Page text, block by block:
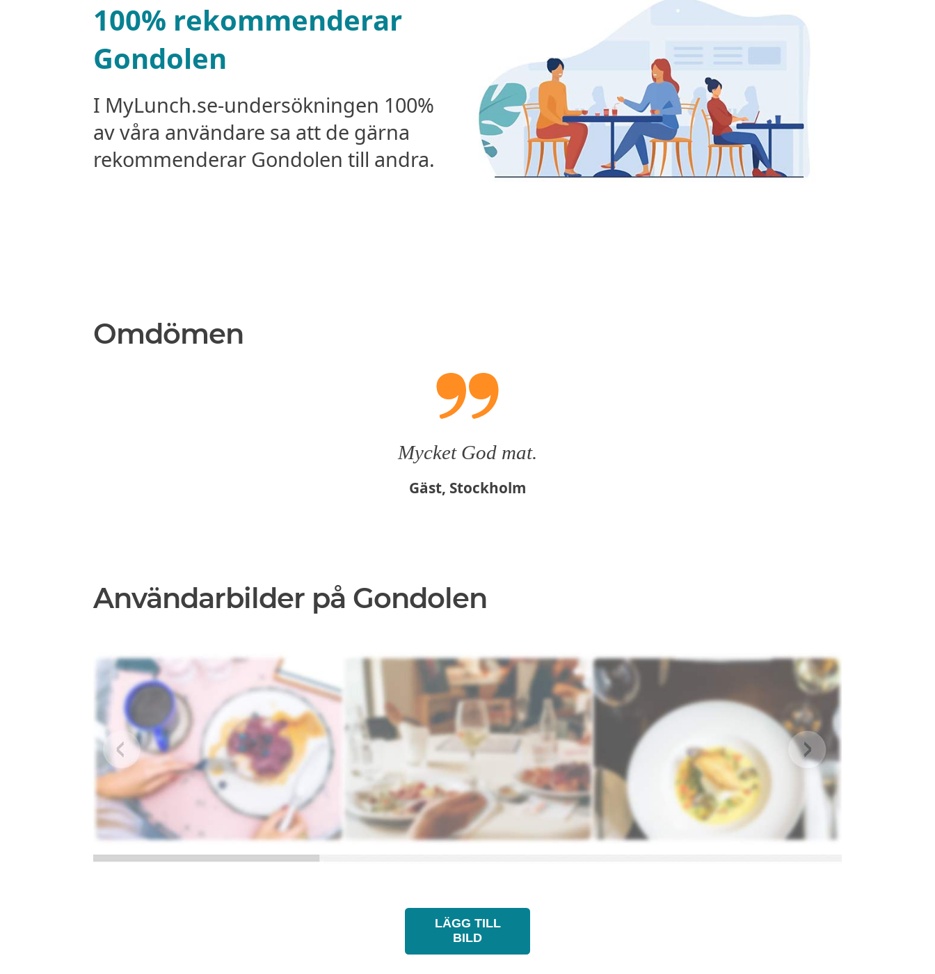
100% rekommenderar
Gondolen
I MyLunch.se-undersökningen 100%
av våra användare sa att de gärna
rekommenderar Gondolen till andra.
Omdömen
Mycket God mat.
Gäst, Stockholm
Användarbilder på Gondolen
LÄGG TILL
BILD